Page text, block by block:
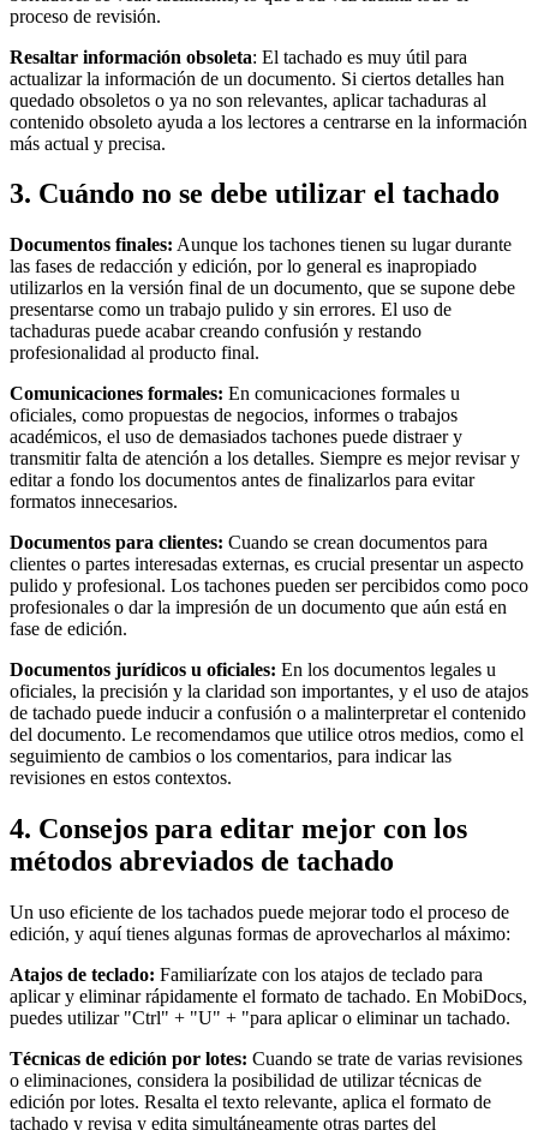
proceso de revisión.
Resaltar información obsoleta: El tachado es muy útil para
actualizar la información de un documento. Si ciertos detalles han
quedado obsoletos o ya no son relevantes, aplicar tachaduras al
contenido obsoleto ayuda a los lectores a centrarse en la información
más actual y precisa.
3. Cuándo no se debe utilizar el tachado
Documentos finales: Aunque los tachones tienen su lugar durante
las fases de redacción y edición, por lo general es inapropiado
utilizarlos en la versión final de un documento, que se supone debe
presentarse como un trabajo pulido y sin errores. El uso de
tachaduras puede acabar creando confusión y restando
profesionalidad al producto final.
Comunicaciones formales: En comunicaciones formales u
oficiales, como propuestas de negocios, informes o trabajos
académicos, el uso de demasiados tachones puede distraer y
transmitir falta de atención a los detalles. Siempre es mejor revisar y
editar a fondo los documentos antes de finalizarlos para evitar
formatos innecesarios.
Documentos para clientes: Cuando se crean documentos para
clientes o partes interesadas externas, es crucial presentar un aspecto
pulido y profesional. Los tachones pueden ser percibidos como poco
profesionales o dar la impresión de un documento que aún está en
fase de edición.
Documentos jurídicos u oficiales: En los documentos legales u
oficiales, la precisión y la claridad son importantes, y el uso de atajos
de tachado puede inducir a confusión o a malinterpretar el contenido
del documento. Le recomendamos que utilice otros medios, como el
seguimiento de cambios o los comentarios, para indicar las
revisiones en estos contextos.
4. Consejos para editar mejor con los
métodos abreviados de tachado
Un uso eficiente de los tachados puede mejorar todo el proceso de
edición, y aquí tienes algunas formas de aprovecharlos al máximo:
Atajos de teclado: Familiarízate con los atajos de teclado para
aplicar y eliminar rápidamente el formato de tachado. En MobiDocs,
puedes utilizar "Ctrl" + "U" + "para aplicar o eliminar un tachado.
Técnicas de edición por lotes: Cuando se trate de varias revisiones
o eliminaciones, considera la posibilidad de utilizar técnicas de
edición por lotes. Resalta el texto relevante, aplica el formato de
tachado y revisa y edita simultáneamente otras partes del